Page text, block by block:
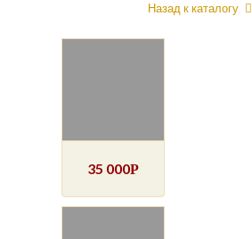
Назад к каталогу
35 000Р